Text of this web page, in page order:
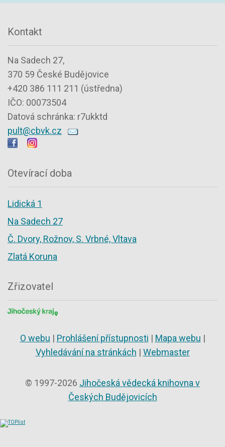
Kontakt
Na Sadech 27,
370 59 České Budějovice
+420 386 111 211 (ústředna)
IČO: 00073504
Datová schránka: r7ukktd
pult@cbvk.cz
Otevírací doba
Lidická 1
Na Sadech 27
Č. Dvory, Rožnov, S. Vrbné, Vltava
Zlatá Koruna
Zřizovatel
O webu | Prohlášení přístupnosti | Mapa webu |
Vyhledávání na stránkách | Webmaster
© 1997-2026 Jihočeská vědecká knihovna v
Českých Budějovicích